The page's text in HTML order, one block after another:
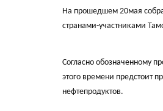
На прошедшем 20мая
странами-участниками
Согласно обозначенному
этого времени предстоит
нефтепродуктов.